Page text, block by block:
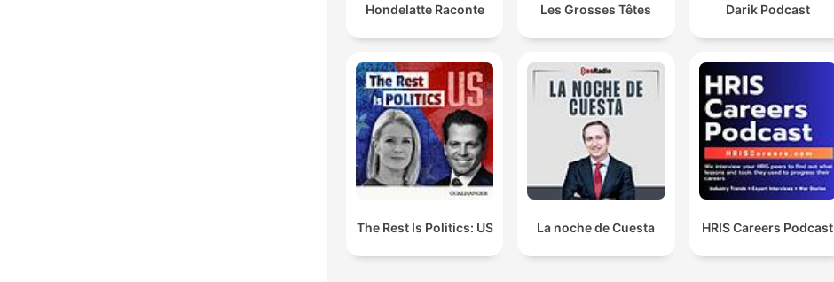
Hondelatte Raconte Les Grosses Têtes Darik Podcast
The Rest Is Politics: US La noche de Cuesta HRIS Careers Podcast